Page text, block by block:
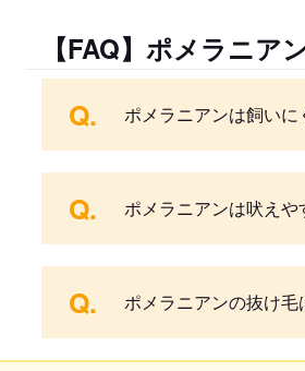
【FAQ】ポメラニ
Q. ポメラニアンは飼いに
Q. ポメラニアンは吠えや
Q. ポメラニアンの抜け毛